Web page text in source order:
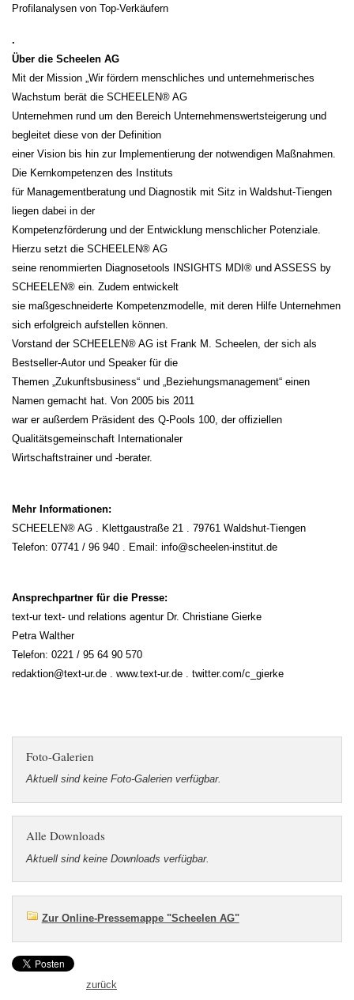
Profilanalysen von Top-Verkäufern
.
Über die Scheelen AG
Mit der Mission „Wir fördern menschliches und unternehmerisches
Wachstum berät die SCHEELEN® AG
Unternehmen rund um den Bereich Unternehmenswertsteigerung und
begleitet diese von der Definition
einer Vision bis hin zur Implementierung der notwendigen Maßnahmen.
Die Kernkompetenzen des Instituts
für Managementberatung und Diagnostik mit Sitz in Waldshut-Tiengen
liegen dabei in der
Kompetenzförderung und der Entwicklung menschlicher Potenziale.
Hierzu setzt die SCHEELEN® AG
seine renommierten Diagnosetools INSIGHTS MDI® und ASSESS by
SCHEELEN® ein. Zudem entwickelt
sie maßgeschneiderte Kompetenzmodelle, mit deren Hilfe Unternehmen
sich erfolgreich aufstellen können.
Vorstand der SCHEELEN® AG ist Frank M. Scheelen, der sich als
Bestseller-Autor und Speaker für die
Themen „Zukunftsbusiness“ und „Beziehungsmanagement“ einen
Namen gemacht hat. Von 2005 bis 2011
war er außerdem Präsident des Q-Pools 100, der offiziellen
Qualitätsgemeinschaft Internationaler
Wirtschaftstrainer und -berater.
Mehr Informationen:
SCHEELEN® AG . Klettgaustraße 21 . 79761 Waldshut-Tiengen
Telefon: 07741 / 96 940 . Email: info@scheelen-institut.de
Ansprechpartner für die Presse:
text-ur text- und relations agentur Dr. Christiane Gierke
Petra Walther
Telefon: 0221 / 95 64 90 570
redaktion@text-ur.de . www.text-ur.de . twitter.com/c_gierke
Foto-Galerien
Aktuell sind keine Foto-Galerien verfügbar.
Alle Downloads
Aktuell sind keine Downloads verfügbar.
Zur Online-Pressemappe "Scheelen AG"
zurück